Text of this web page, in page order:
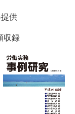
供
収録